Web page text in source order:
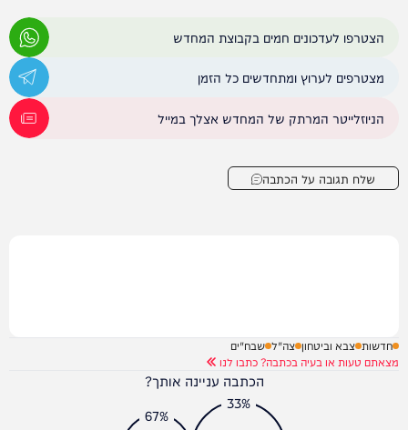
הצטרפו לעדכונים חמים בקבוצת המחדש
מצטרפים לערוץ ומתחדשים כל הזמן
הניוזלייטר המרתק של המחדש אצלך במייל
שלח תגובה על הכתבה
חדשות צבא וביטחון צה"ל שבח"ים
מצאתם טעות או בעיה בכתבה? כתבו לנו
הכתבה עניינה אותך?
33%
67%